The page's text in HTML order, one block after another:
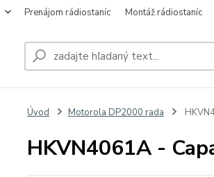
Prenájom rádiostaníc Montáž rádiostaníc
Úvod Motorola DP2000 rada
HKVN4061A -